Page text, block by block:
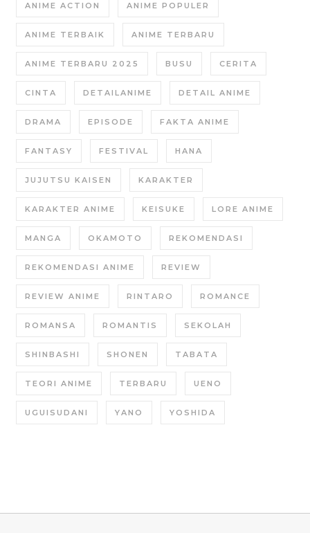
ANIME ACTION ANIME POPULER
ANIME TERBAIK ANIME TERBARU
ANIME TERBARU 2025 BUSU CERITA
CINTA DETAILANIME DETAIL ANIME
DRAMA EPISODE FAKTA ANIME
FANTASY FESTIVAL HANA
JUJUTSU KAISEN KARAKTER
KARAKTER ANIME KEISUKE LORE ANIME
MANGA OKAMOTO REKOMENDASI
REKOMENDASI ANIME REVIEW
REVIEW ANIME RINTARO ROMANCE
ROMANSA ROMANTIS SEKOLAH
SHINBASHI SHONEN TABATA
TEORI ANIME TERBARU UENO
UGUISUDANI YANO YOSHIDA